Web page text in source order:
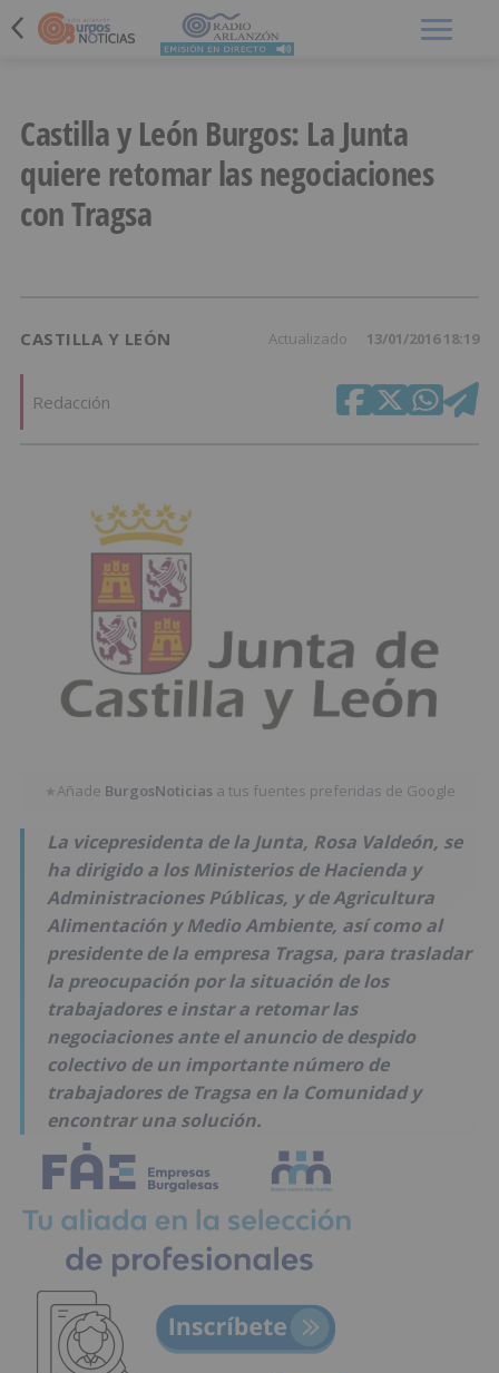
Castilla y León Burgos: La Junta
quiere retomar las negociaciones
con Tragsa
CASTILLA Y LEÓN Actualizado 13/01/2016 18:19
Redacción
★Añade BurgosNoticias a tus fuentes preferidas de Google
La vicepresidenta de la Junta, Rosa Valdeón, se
ha dirigido a los Ministerios de Hacienda y
Administraciones Públicas, y de Agricultura
Alimentación y Medio Ambiente, así como al
presidente de la empresa Tragsa, para trasladar
la preocupación por la situación de los
trabajadores e instar a retomar las
negociaciones ante el anuncio de despido
colectivo de un importante número de
trabajadores de Tragsa en la Comunidad y
encontrar una solución.